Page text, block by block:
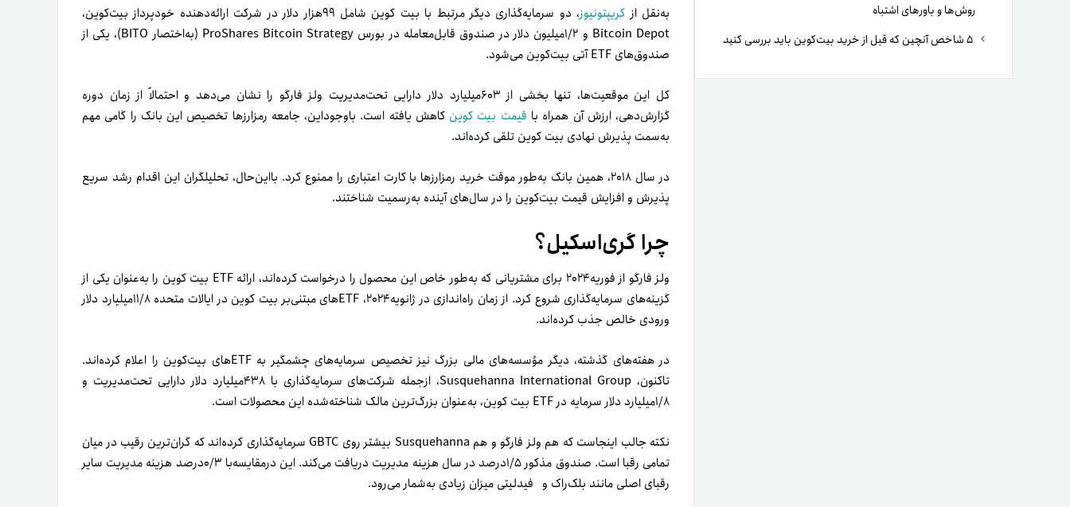
روش‌ها و باورهای اشتباه
به‌نقل از کریپتونیوز
، دو سرمایه‌گذاری دیگر مرتبط با بیت کوین شامل ۹۹هزار دلار در شرکت ارائه‌دهنده خودپرداز بیت‌کوین،
Bitcoin Depot و ۱/۲میلیون دلار در صندوق قابل‌معامله در بورس ProShares Bitcoin Strategy (به‌اختصار BITO)، یکی از
صندوق‌های ETF آتی بیت‌کوین می‌شود.
کل این موقعیت‌ها، تنها بخشی از ۶۰۳میلیارد دلار دارایی تحت‌مدیریت ولز فارگو را نشان می‌دهد و احتمالاً از زمان دوره
گزارش‌دهی، ارزش آن همراه با قیمت بیت کوین کاهش یافته است. باوجوداین‌، جامعه رمزارزها تخصیص این بانک را گامی مهم
به‌سمت پذیرش نهادی بیت کوین تلقی کرده‌اند.
در سال ۲۰۱۸، همین بانک به‌طور موقت خرید رمزارزها با کارت اعتباری را ممنوع کرد. بااین‌حال، تحلیلگران این اقدام رشد سریع
پذیرش و افزایش قیمت بیت‌کوین را در سال‌های آینده به‌رسمیت شناختند.
چرا گری‌اسکیل؟
ولز فارگو از فوریه۲۰۲۴ برای مشتریانی که به‌طور خاص این محصول را درخواست کرده‌اند، ارائه ETF بیت کوین را به‌عنوان یکی از
گزینه‌های سرمایه‌گذاری شروع کرد. از زمان راه‌اندازی در ژانویه۲۰۲۴، ETFهای مبتنی‌بر بیت کوین در ایالات متحده ۱۱/۸میلیارد دلار
ورودی خالص جذب کرده‌اند.
در هفته‌های گذشته، دیگر مؤسسه‌های مالی بزرگ نیز تخصیص سرمایه‌های چشمگیر به ETFهای بیت‌کوین را اعلام کرده‌اند.
تاکنون، Susquehanna International Group، ازجمله شرکت‌های سرمایه‌گذاری با ۴۳۸میلیارد دلار دارایی تحت‌مدیریت و
۱/۸میلیارد دلار سرمایه در ETF بیت کوین، به‌عنوان بزرگ‌ترین مالک شناخته‌شده این محصولات است.
نکته جالب اینجاست که هم ولز فارگو و هم Susquehanna بیشتر روی GBTC سرمایه‌گذاری کرده‌اند که گران‌ترین رقیب در میان
تمامی رقبا است. صندوق مذکور ۱/۵درصد در سال هزینه مدیریت دریافت می‌کند. این در‌مقایسه‌با ۰/۳درصد هزینه مدیریت سایر
رقبای اصلی مانند بلک‌راک و فیدلیتی میزان زیادی به‌شمار می‌رود.